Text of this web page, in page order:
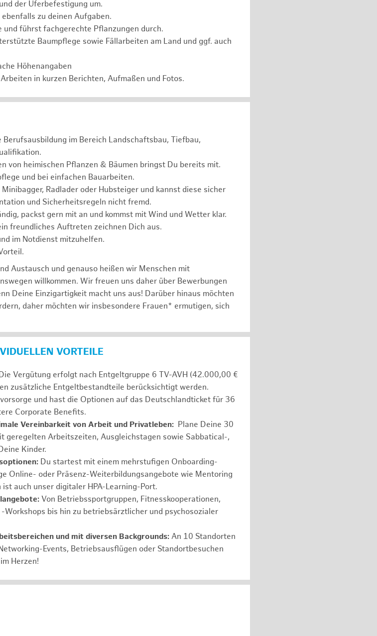
der Uferbefestigung um.
zu deinen Aufgaben.
und führst fachgerechte Pflanzungen durch.
Baumpflege sowie Fällarbeiten am Land und ggf. auch
Höhenangaben
in kurzen Berichten, Aufmaßen und Fotos.
im Bereich Landschaftsbau, Tiefbau,
von heimischen Pflanzen & Bäumen bringst Du bereits mit.
und bei einfachen Bauarbeiten.
Radlader oder Hubsteiger und kannst diese sicher
und Sicherheitsregeln nicht fremd.
packst gern mit an und kommst mit Wind und Wetter klar.
freundliches Auftreten zeichnen Dich aus.
im Notdienst mitzuhelfen.
Austausch und genauso heißen wir Menschen mit
willkommen. Wir freuen uns daher über Bewerbungen
Deine Einzigartigkeit macht uns aus! Darüber hinaus möchten
daher möchten wir insbesondere Frauen* ermutigen, sich
VORTEILE
Vergütung erfolgt nach Entgeltgruppe 6 TV-AVH (42.000,00 €
zusätzliche Entgeltbestandteile berücksichtigt werden.
und hast die Optionen auf das Deutschlandticket für 36
Corporate Benefits.
Vereinbarkeit von Arbeit und Privatleben: Plane Deine 30
geregelten Arbeitszeiten, Ausgleichstagen sowie Sabbatical-,
Kinder.
Du startest mit einem mehrstufigen Onboarding-
Online- oder Präsenz-Weiterbildungsangebote wie Mentoring
auch unser digitaler HPA-Learning-Port.
Von Betriebssportgruppen, Fitnesskooperationen,
bis hin zu betriebsärztlicher und psychosozialer
und mit diversen Backgrounds: An 10 Standorten
Events, Betriebsausflügen oder Standortbesuchen
Herzen!